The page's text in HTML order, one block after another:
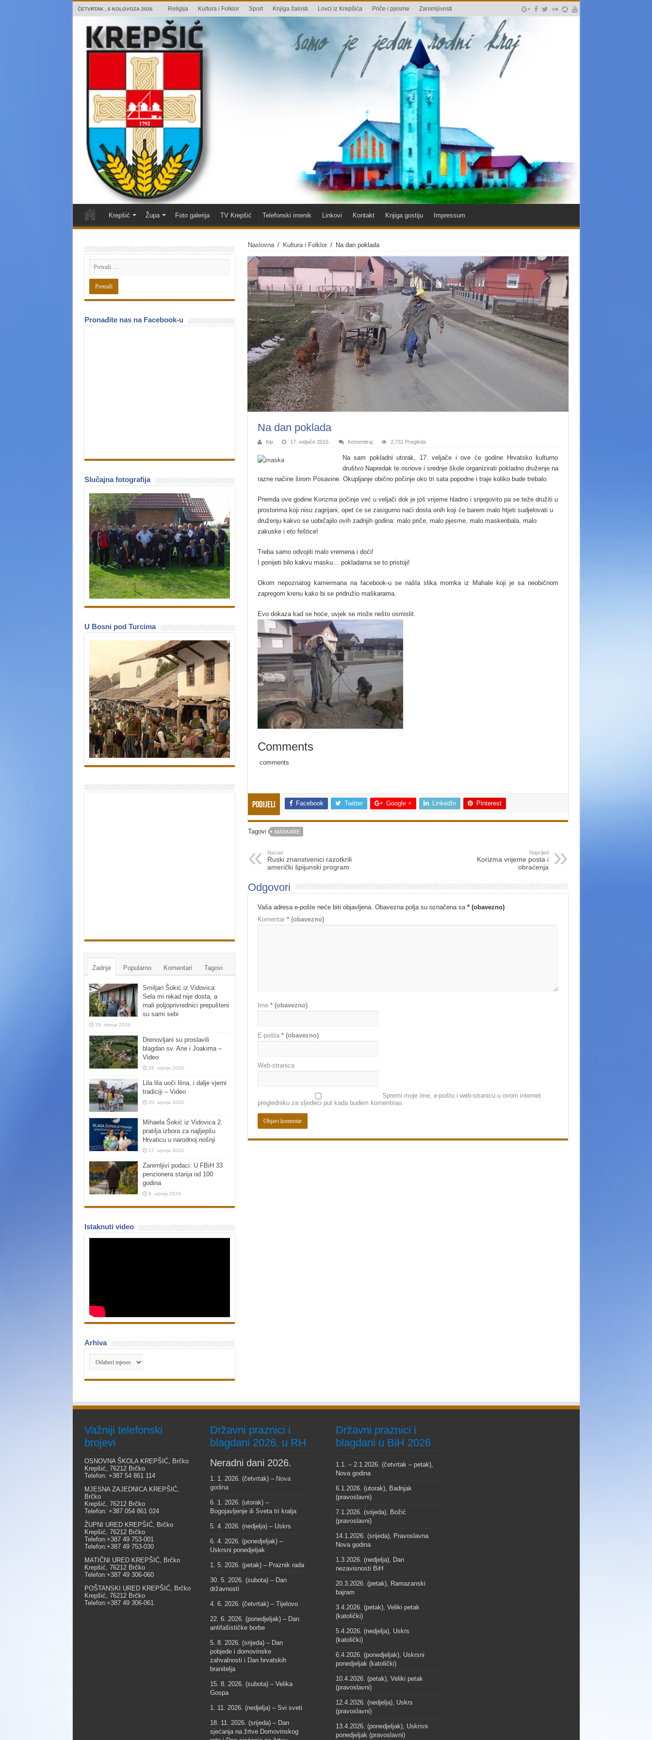
ČETVRTAK , 6 KOLOVOZA 2026 Religija Kultura i Folklor Sport Knjiga žalosti Lovci iz Krepšića Priče i pjesme Zanimljivosti
Krepšić Župa Foto galerija TV Krepšić Telefonski imenik Linkovi Kontakt Knjiga gostiju Impressum
Naslovna / Kultura i Folklor / Na dan poklada
Na dan poklada
Kip 17. veljače 2015. Komentiraj 2,731 Pregleda
Na sam pokladni utorak, 17. veljače i ove će godine Hrvatsko kulturno
društvo Napredak te osnove i srednje škole organizirati pokladno druženje na
razne načine širom Posavine. Okupljanje obično počinje oko tri sata popodne i traje koliko bude trebalo.
Premda ove godine Korizma počinje već u veljači dok je još vrijeme hladno i snjegovito pa se teže družiti u
prostorima koji nisu zagrijani, opet će se zasigurno naći dosta onih koji će barem malo htjeti sudjelovati u
druženju kakvo se uobičajilo ovih zadnjih godina: malo priče, malo pjesme, malo maskenbala, malo
zakuske i eto feštice!
Treba samo odvojiti malo vremena i doći!
I ponijeti bilo kakvu masku… pokladama se to pristoji!
Okom nepoznatog kamermana na facebook-u se našla slika momka iz Mahale koji je sa neobičnom
zapregom krenu kako bi se pridružio maškarama.
Evo dokaza kad se hoće, uvjek se može nešto osmislit.
Comments
comments
Podijeli Facebook Twitter Google + LinkedIn Pinterest
Tagovi MASKARE
Nazad
Ruski znanstvenici razotkrili
američki špijunski program
Naprijed
Korizma vrijeme posta i
obraćenja
Odgovori
Vaša adresa e-pošte neće biti objavljena. Obavezna polja su označena sa * (obavezno)
Komentar * (obavezno)
Ime * (obavezno)
E-pošta * (obavezno)
Web-stranica
Spremi moje ime, e-poštu i web-stranicu u ovom internet
pregledniku za sljedeći put kada budem komentirao.
Pronađite nas na Facebook-u
Slučajna fotografija
U Bosni pod Turcima
Zadnje Popularno Komentari Tagovi
Smiljan Šokić iz Vidovica:
Sela mi nikad nije dosta, a
mali poljoprivrednici prepušteni
su sami sebi
28. srpnja 2026.
Drenovljani su proslavili
blagdan sv. Ane i Joakima –
Video
26. srpnja 2026.
Lila lila uoči Ilina, i dalje vjerni
tradiciji – Video
20. srpnja 2026.
Mihaela Šokić iz Vidovica 2.
pratilja izbora za najljepšu
Hrvaticu u narodnoj nošnji
17. srpnja 2026.
Zanimljivi podaci: U FBiH 33
penzionera starija od 100
godina
9. srpnja 2026.
Istaknuti video
Arhiva
Arhiva
Važniji telefonski
brojevi
OSNOVNA ŠKOLA KREPŠIĆ, Brčko
Krepšić, 76212 Brčko
Telefon: +387 54 861 114
MJESNA ZAJEDNICA KREPŠIĆ,
Brčko
Krepšić, 76212 Brčko
Telefon: +387 054 861 024
ŽUPNI URED KREPŠIĆ, Brčko
Krepšić, 76212 Brčko
Telefon:+387 49 753-001
Telefon:+387 49 753-030
MATIČNI URED KREPŠIĆ, Brčko
Krepšić, 76212 Brčko
Telefon:+387 49 306-060
POŠTANSKI URED KREPŠIĆ, Brčko
Krepšić, 76212 Brčko
Telefon:+387 49 306-061
Državni praznici i
blagdani 2026. u RH
Neradni dani 2026.
1. 1. 2026. (četvrtak) – Nova
godina
6. 1. 2026. (utorak) –
Bogojavljenje ili Sveta tri kralja
5. 4. 2026. (nedjelja) – Uskrs
6. 4. 2026. (ponedjeljak) –
Uskrsni ponedjeljak
1. 5. 2026. (petak) – Praznik rada
30. 5. 2026. (subota) – Dan
državnosti
4. 6. 2026. (četvrtak) – Tijelovo
22. 6. 2026. (ponedjeljak) – Dan
antifašističke borbe
5. 8. 2026. (srijeda) – Dan
pobjede i domovinske
zahvalnosti i Dan hrvatskih
branitelja
15. 8. 2026. (subota) – Velika
Gospa
1. 11. 2026. (nedjelja) – Svi sveti
18. 11. 2026. (srijeda) – Dan
sjećanja na žrtve Domovinskog
Državni praznici i
blagdani u BiH 2026
1.1. – 2.1.2026. (četvrtak – petak),
Nova godina
6.1.2026. (utorak), Badnjak
(pravoslavni)
7.1.2026. (srijeda), Božić
(pravoslavni)
14.1.2026. (srijeda), Pravoslavna
Nova godina
1.3.2026. (nedjelja), Dan
nezavisnosti BiH
20.3.2026. (petak), Ramazanski
bajram
3.4.2026. (petak), Veliki petak
(katolički)
5.4.2026. (nedjelja), Uskrs
(katolički)
6.4.2026. (ponedjeljak), Uskrsni
ponedjeljak (katolički)
10.4.2026. (petak), Veliki petak
(pravoslavni)
12.4.2026. (nedjelja), Uskrs
(pravoslavni)
13.4.2026. (ponedjeljak), Uskrsni
ponedjeljak (pravoslavni)